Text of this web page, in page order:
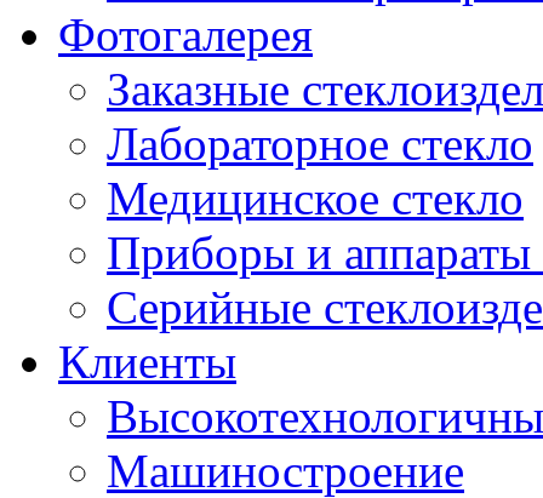
Фотогалерея
Заказные
Лабораторное стекло
Медицинское стекло
Приборы и аппараты
Серийные
Клиенты
Машиностроение